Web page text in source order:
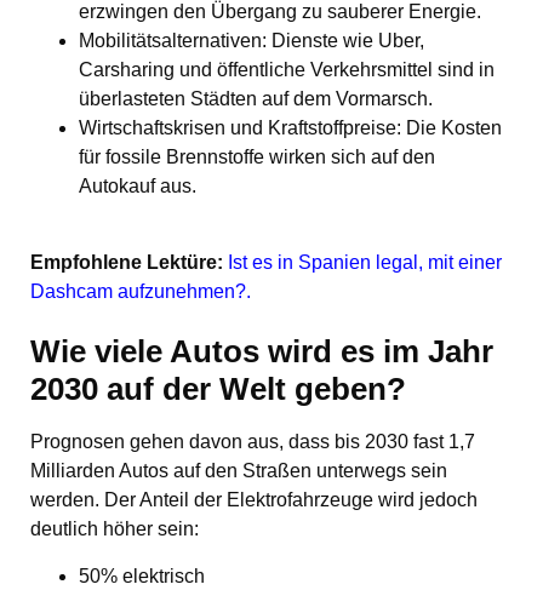
erzwingen den Übergang zu sauberer Energie.
Mobilitätsalternativen: Dienste wie Uber,
Carsharing und öffentliche Verkehrsmittel sind in
überlasteten Städten auf dem Vormarsch.
Wirtschaftskrisen und Kraftstoffpreise: Die Kosten
für fossile Brennstoffe wirken sich auf den
Autokauf aus.
Empfohlene Lektüre: Ist es in Spanien legal, mit einer
Dashcam aufzunehmen?.
Wie viele Autos wird es im Jahr
2030 auf der Welt geben?
Prognosen gehen davon aus, dass bis 2030 fast 1,7
Milliarden Autos auf den Straßen unterwegs sein
werden. Der Anteil der Elektrofahrzeuge wird jedoch
deutlich höher sein:
50% elektrisch